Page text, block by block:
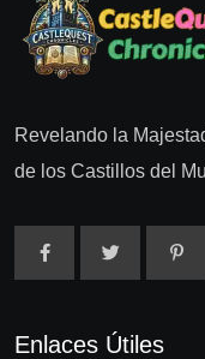
Revelando la
de los Castillos del
Enlaces Útiles